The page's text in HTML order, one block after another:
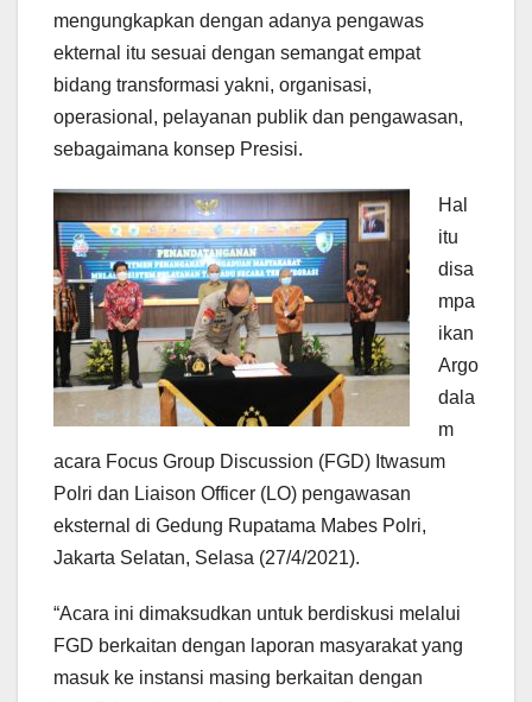
mengungkapkan dengan adanya pengawas
ekternal itu sesuai dengan semangat empat
bidang transformasi yakni, organisasi,
operasional, pelayanan publik dan pengawasan,
sebagaimana konsep Presisi.
Hal
itu
disa
mpa
ikan
Argo
dala
m
acara Focus Group Discussion (FGD) Itwasum
Polri dan Liaison Officer (LO) pengawasan
eksternal di Gedung Rupatama Mabes Polri,
Jakarta Selatan, Selasa (27/4/2021).
“Acara ini dimaksudkan untuk berdiskusi melalui
FGD berkaitan dengan laporan masyarakat yang
masuk ke instansi masing berkaitan dengan